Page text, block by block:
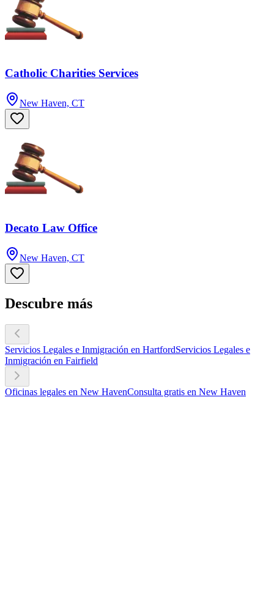
Catholic Charities Services
New Haven, CT
Decato Law Office
New Haven, CT
Descubre más
Servicios Legales e Inmigración en HartfordServicios Legales e
Inmigración en Fairfield
Oficinas legales en New HavenConsulta gratis en New Haven